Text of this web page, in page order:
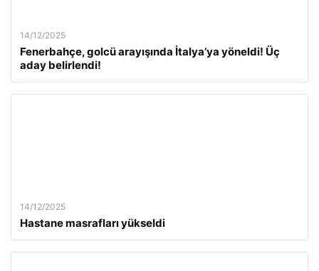
14/12/2025
Fenerbahçe, golcü arayışında İtalya’ya yöneldi! Üç
aday belirlendi!
14/12/2025
Hastane masrafları yükseldi